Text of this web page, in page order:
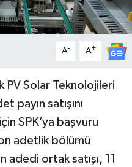
A- A+
PV Solar Teknolojileri
payın satışını
SPK’ya başvuru
adetlik bölümü
adedi ortak satışı, 11